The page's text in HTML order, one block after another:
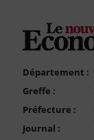
Nous Contacter
Compte PRO
Département :
Greffe :
Préfecture :
Journal :